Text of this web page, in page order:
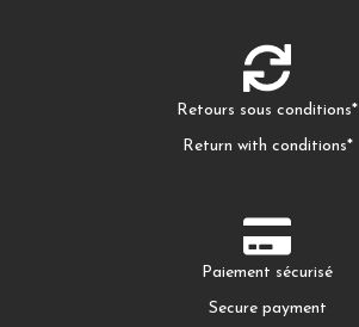
Retours sous conditions*
Return with conditions*
Paiement sécurisé
Secure payment